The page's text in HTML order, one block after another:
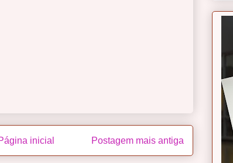
Postagem mais antiga
inicial